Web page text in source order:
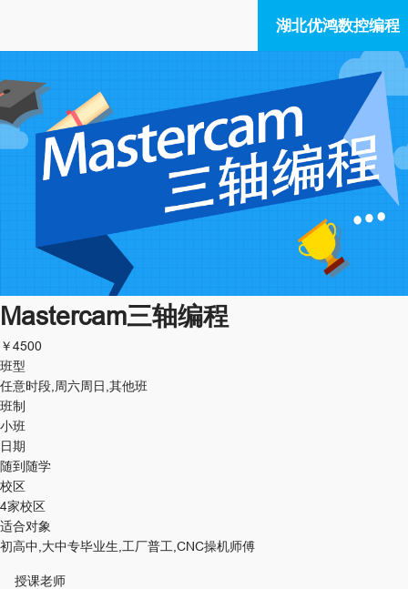
湖北优鸿数控编程
Mastercam三轴编程
￥4500
班型
任意时段,周六周日,其他班
班制
小班
日期
随到随学
校区
4家校区
适合对象
初高中,大中专毕业生,工厂普工,CNC操机师傅
授课老师